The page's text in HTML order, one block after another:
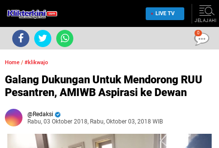
LIVE TV
JELAJAHI
Home / #klikwajo
Galang Dukungan Untuk Mendorong RUU
Pesantren, AMIWB Aspirasi ke Dewan
Redaksi
Rabu, 03 Oktober 2018, Rabu, Oktober 03, 2018 WIB
0